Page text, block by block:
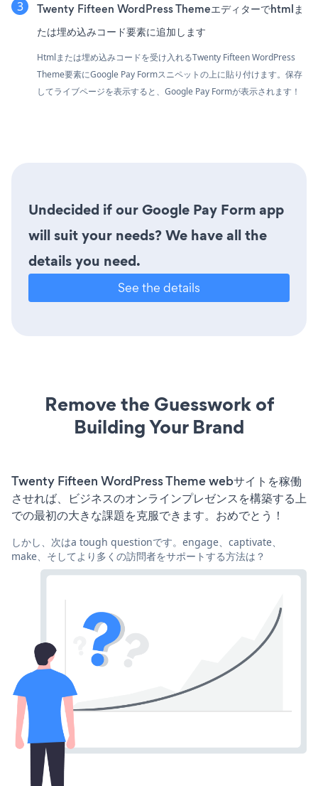
Twenty Fifteen WordPress Themeエディターでhtmlま
たは埋め込みコード要素に追加します
Htmlまたは埋め込みコードを受け入れるTwenty Fifteen WordPress
Theme要素にGoogle Pay Formスニペットの上に貼り付けます。保存
してライブページを表示すると、Google Pay Formが表示されます！
Undecided if our Google Pay Form app
will suit your needs? We have all the
details you need.
See the details
Remove the Guesswork of
Building Your Brand
Twenty Fifteen WordPress Theme webサイトを稼働
させれば、ビジネスのオンラインプレゼンスを構築する上
での最初の大きな課題を克服できます。おめでとう！
しかし、次はa tough questionです。engage、captivate、
make、そしてより多くの訪問者をサポートする方法は？